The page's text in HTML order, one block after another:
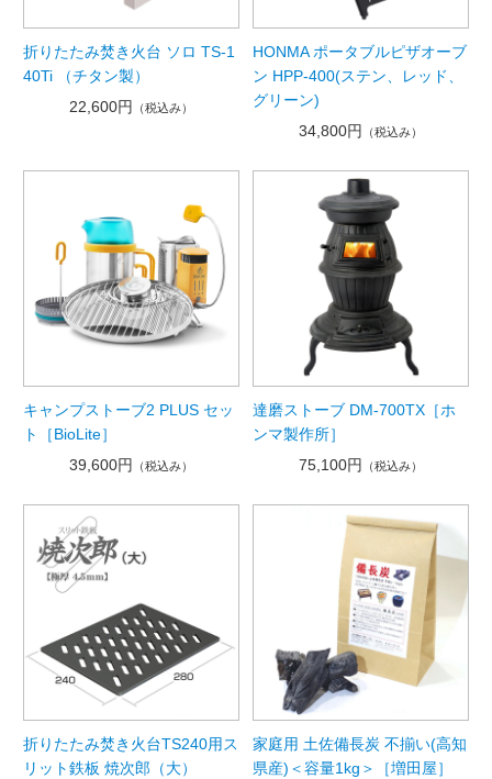
折りたたみ焚き火台 ソロ TS-1
40Ti （チタン製）
22,600円
（税込み）
HONMA ポータブルピザオーブ
ン HPP-400(ステン、レッド、
グリーン)
34,800円
（税込み）
キャンプストーブ2 PLUS セッ
ト［BioLite］
39,600円
（税込み）
達磨ストーブ DM-700TX［ホ
ンマ製作所］
75,100円
（税込み）
折りたたみ焚き火台TS240用ス
リット鉄板 焼次郎（大）
家庭用 土佐備長炭 不揃い(高知
県産)＜容量1kg＞［増田屋］